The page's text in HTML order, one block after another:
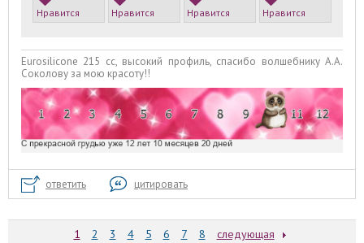
Нравится Нравится Нравится Нравится
Eurosilicone 215 сс, высокий профиль, спасибо волшебнику А.А.
Соколову за мою красоту!!
ответить цитировать
1 2 3 4 5 6 7 8
следующая